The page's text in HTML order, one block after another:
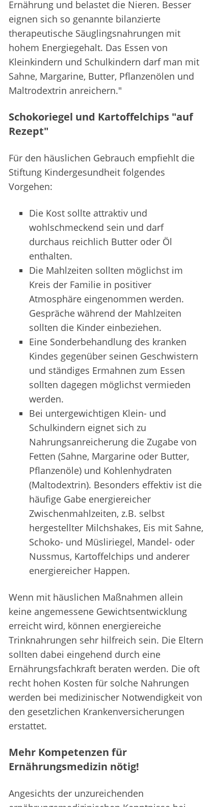
Ernährung und belastet die Nieren. Besser
eignen sich so genannte bilanzierte
therapeutische Säuglingsnahrungen mit
hohem Energiegehalt. Das Essen von
Kleinkindern und Schulkindern darf man mit
Sahne, Margarine, Butter, Pflanzenölen und
Maltrodextrin anreichern."
Schokoriegel und Kartoffelchips "auf
Rezept"
Für den häuslichen Gebrauch empfiehlt die
Stiftung Kindergesundheit folgendes
Vorgehen:
Die Kost sollte attraktiv und
wohlschmeckend sein und darf
durchaus reichlich Butter oder Öl
enthalten.
Die Mahlzeiten sollten möglichst im
Kreis der Familie in positiver
Atmosphäre eingenommen werden.
Gespräche während der Mahlzeiten
sollten die Kinder einbeziehen.
Eine Sonderbehandlung des kranken
Kindes gegenüber seinen Geschwistern
und ständiges Ermahnen zum Essen
sollten dagegen möglichst vermieden
werden.
Bei untergewichtigen Klein- und
Schulkindern eignet sich zu
Nahrungsanreicherung die Zugabe von
Fetten (Sahne, Margarine oder Butter,
Pflanzenöle) und Kohlenhydraten
(Maltodextrin). Besonders effektiv ist die
häufige Gabe energiereicher
Zwischenmahlzeiten, z.B. selbst
hergestellter Milchshakes, Eis mit Sahne,
Schoko- und Müsliriegel, Mandel- oder
Nussmus, Kartoffelchips und anderer
energiereicher Happen.
Wenn mit häuslichen Maßnahmen allein
keine angemessene Gewichtsentwicklung
erreicht wird, können energiereiche
Trinknahrungen sehr hilfreich sein. Die Eltern
sollten dabei eingehend durch eine
Ernährungsfachkraft beraten werden. Die oft
recht hohen Kosten für solche Nahrungen
werden bei medizinischer Notwendigkeit von
den gesetzlichen Krankenversicherungen
erstattet.
Mehr Kompetenzen für
Ernährungsmedizin nötig!
Angesichts der unzureichenden